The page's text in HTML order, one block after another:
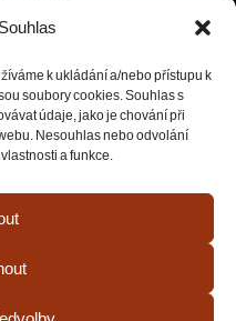
k ukládání a/nebo přístupu k
soubory cookies. Souhlas s
údaje, jako je chování při
Nesouhlas nebo odvolání
a funkce.
odkazy.
• Cookies